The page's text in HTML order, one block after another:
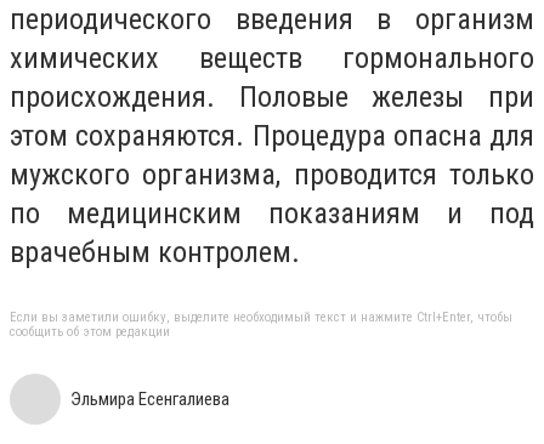
периодического введения в организм
химических веществ гормонального
происхождения. Половые железы при
этом сохраняются. Процедура опасна для
мужского организма, проводится только
по медицинским показаниям и под
врачебным контролем.
Если вы заметили ошибку, выделите необходимый текст и нажмите Ctrl+Enter, чтобы
сообщить об этом редакции
Эльмира Есенгалиева